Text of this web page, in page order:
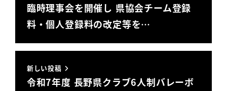
臨時理事会を開催し 県協会チーム登録
料・個人登録料の改定等を…
新しい投稿
令和7年度 長野県クラブ6人制バレーボ